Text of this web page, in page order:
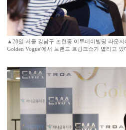
▲28일 서울 강남구 논현동 이투데이빌딩 라운
Golden Vogue'에서 브랜드 트렁크쇼가 열리고 있